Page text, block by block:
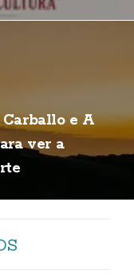
Carballo e A
ver a